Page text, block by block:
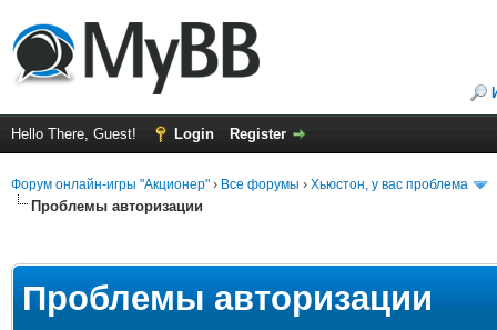
Hello There, Guest! Login Register
Форум онлайн-игры "Акционер" › Все форумы › Хьюстон, у вас проблема
Проблемы авторизации
Проблемы авторизации